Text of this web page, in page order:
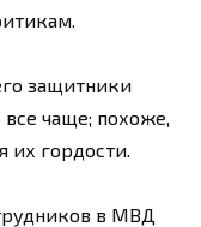
защитники
чаще; похоже,
их гордости.
в МВД